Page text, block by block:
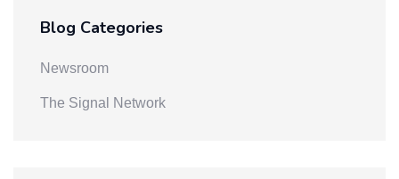
Blog Categories
Newsroom
The Signal Network